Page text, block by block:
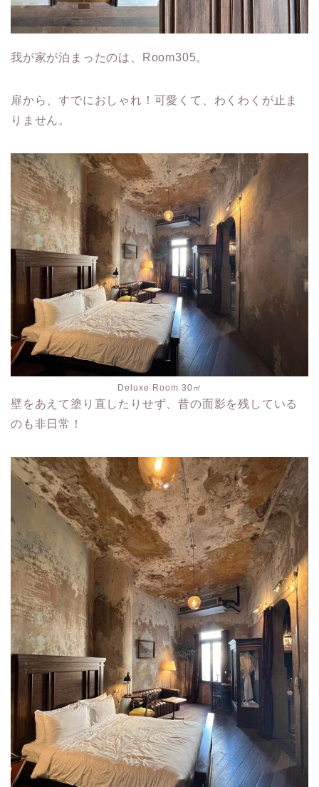
我が家が泊まったのは、Room305。
扉から、すでにおしゃれ！可愛くて、わくわくが止ま
りません。
Deluxe Room 30㎡
壁をあえて塗り直したりせず、昔の面影を残している
のも非日常！